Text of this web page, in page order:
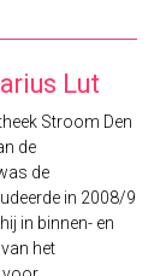
Lut
Stroom Den
de
de
in 2008/9
in binnen- en
het